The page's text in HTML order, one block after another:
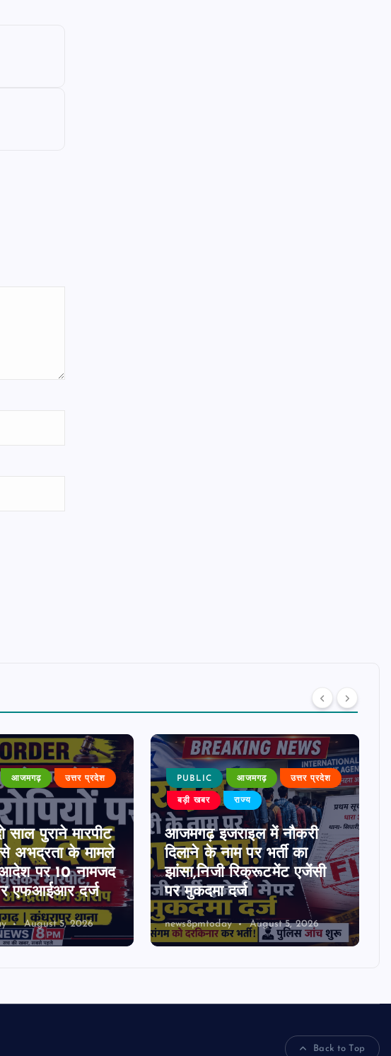
आजमगढ़ उत्तर प्रदेश
पुराने मारपीट
अभद्रता के मामले
पर 10 नामजद
एफआईआर दर्ज
August 5, 2026
PUBLIC आजमगढ़ उत्तर प्रदेश
बड़ी खबर राज्य
आजमगढ़ इजराइल में नौकरी
दिलाने के नाम पर भर्ती का
झांसा,निजी रिक्रूटमेंट एजेंसी
पर मुकदमा दर्ज
news8pmtoday August 5, 2026
Back to Top